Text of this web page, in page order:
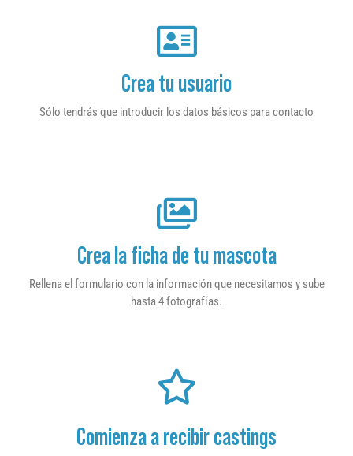
Crea tu usuario
Sólo tendrás que introducir los datos básicos para contacto
Crea la ficha de tu mascota
Rellena el formulario con la información que necesitamos y sube
hasta 4 fotografías.
Comienza a recibir castings